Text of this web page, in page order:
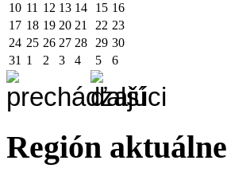
10 11 12 13 14 15 16
17 18 19 20 21 22 23
24 25 26 27 28 29 30
31 1 2 3 4 5 6
Región aktuálne